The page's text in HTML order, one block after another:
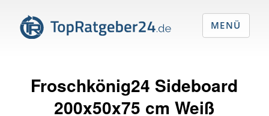
Froschkönig24 Sideboard
200x50x75 cm Weiß
MENÜ